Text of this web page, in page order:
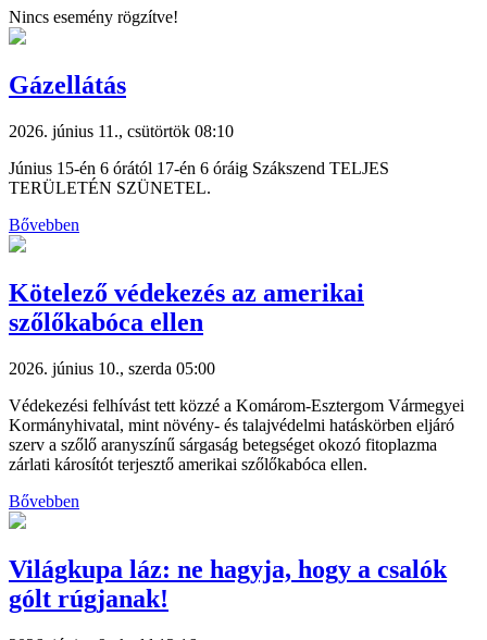
Nincs esemény rögzítve!
Gázellátás
2026. június 11., csütörtök 08:10
Június 15-én 6 órától 17-én 6 óráig Szákszend TELJES
TERÜLETÉN SZÜNETEL.
Bővebben
Kötelező védekezés az amerikai
szőlőkabóca ellen
2026. június 10., szerda 05:00
Védekezési felhívást tett közzé a Komárom-Esztergom Vármegyei
Kormányhivatal, mint növény- és talajvédelmi hatáskörben eljáró
szerv a szőlő aranyszínű sárgaság betegséget okozó fitoplazma
zárlati károsítót terjesztő amerikai szőlőkabóca ellen.
Bővebben
Világkupa láz: ne hagyja, hogy a csalók
gólt rúgjanak!